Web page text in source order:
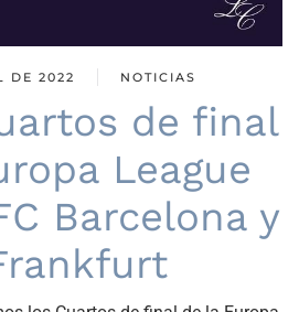
DE 2022 NOTICIAS
de final
League
Barcelona y